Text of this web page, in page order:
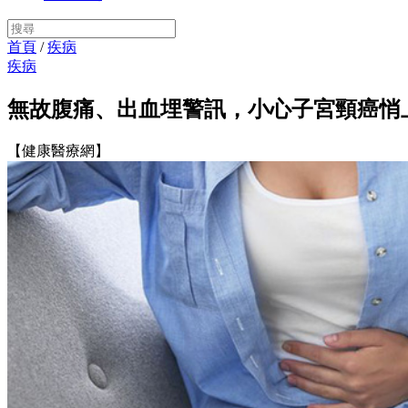
首頁 /疾病
疾病
無故腹痛、出血埋警訊，小心子宮頸癌悄
【健康醫療網】